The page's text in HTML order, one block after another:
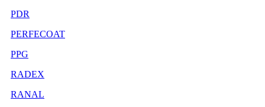
PDR
PERFECOAT
PPG
RADEX
RANAL